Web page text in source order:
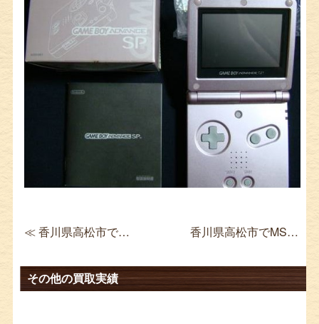
≪ 香川県高松市でPCゲーム買取 電車でGO! プロフェッショナル2 wiindows版 香川県高松市でMSX本体買取 レトロゲーム 周辺機器 ≫
その他の買取実績